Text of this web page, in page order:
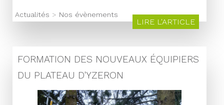
Actualités > Nos évènements
LIRE L'ARTICLE
FORMATION DES NOUVEAUX ÉQUIPIERS
DU PLATEAU D'YZERON